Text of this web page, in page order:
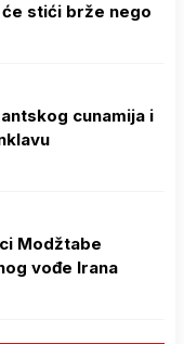
stići brže nego
cunamija i
Modžtabe
vođe Irana